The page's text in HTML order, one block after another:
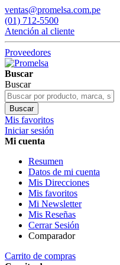
ventas@promelsa.com.pe
(01) 712-5500
Atención al cliente
Proveedores
Buscar
Buscar
Buscar
Mis favoritos
Iniciar sesión
Mi cuenta
Resumen
Datos de mi cuenta
Mis Direcciones
Mis favoritos
Mi Newsletter
Mis Reseñas
Cerrar Sesión
Comparador
Carrito de compras